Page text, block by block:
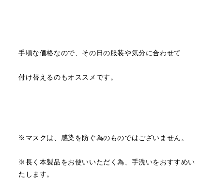
手頃な価格なので、その日の服装や気分に合わせて
付け替えるのもオススメです。
※マスクは、感染を防ぐ為のものではございません。
※長く本製品をお使いいただく為、手洗いをおすすめい
たします。